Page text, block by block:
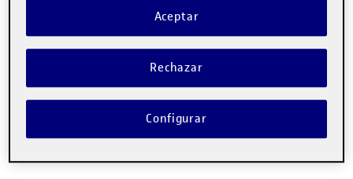
Organización de la investigación
Grupos de investigación
Cátedras
investigador (HRS4R)
Rechazar
Aceptar
Configurar